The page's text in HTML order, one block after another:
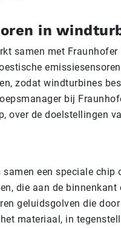
in
samen met Fraunhofer
zodat windturbines
bij
over de doelstellingen
samen een speciale
die aan de
geluidsgolven die
materiaal, in